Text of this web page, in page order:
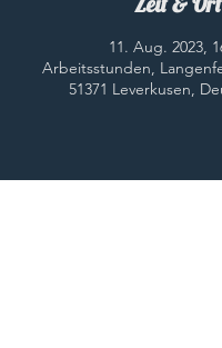
11. Aug. 2023,
Arbeitsstunden,
51371 Leverkusen,